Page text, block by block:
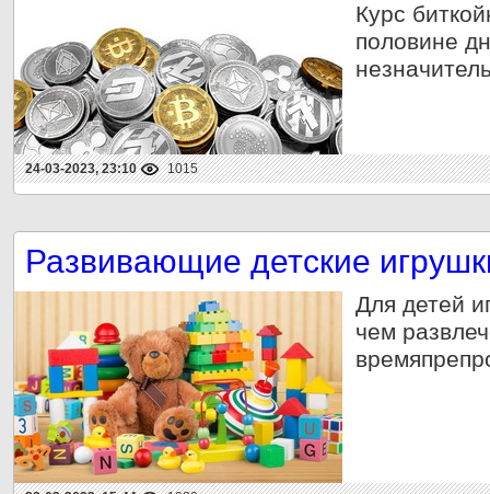
Курс
половине
24-03-2023, 23:10 1015
Развивающие детские
Для детей
чем